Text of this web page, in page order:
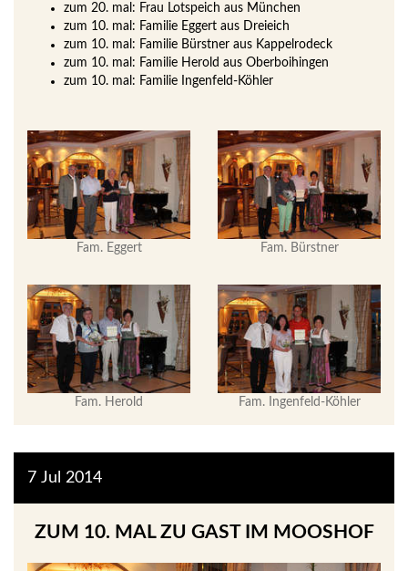
zum 20. mal: Frau Lotspeich aus München
zum 10. mal: Familie Eggert aus Dreieich
zum 10. mal: Familie Bürstner aus Kappelrodeck
zum 10. mal: Familie Herold aus Oberboihingen
zum 10. mal: Familie Ingenfeld-Köhler
Fam. Eggert Fam. Bürstner
Fam. Herold Fam. Ingenfeld-Köhler
2014
7 Jul
ZUM 10. MAL ZU GAST IM MOOSHOF